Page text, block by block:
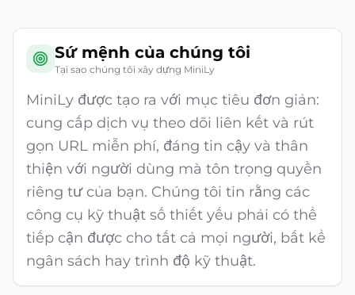
Sứ mệnh của chúng tôi
Tại sao chúng tôi xây dựng MiniLy
MiniLy được tạo ra với mục tiêu đơn giản:
cung cấp dịch vụ theo dõi liên kết và rút
gọn URL miễn phí, đáng tin cậy và thân
thiện với người dùng mà tôn trọng quyền
riêng tư của bạn. Chúng tôi tin rằng các
công cụ kỹ thuật số thiết yếu phải có thể
tiếp cận được cho tất cả mọi người, bất kể
ngân sách hay trình độ kỹ thuật.